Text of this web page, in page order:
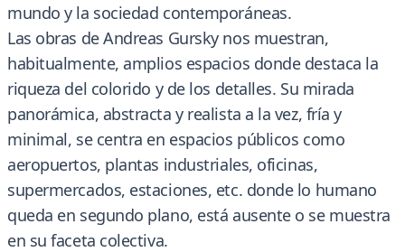
mundo y la sociedad contemporáneas.
Las obras de Andreas Gursky nos muestran,
habitualmente, amplios espacios donde destaca la
riqueza del colorido y de los detalles. Su mirada
panorámica, abstracta y realista a la vez, fría y
minimal, se centra en espacios públicos como
aeropuertos, plantas industriales, oficinas,
supermercados, estaciones, etc. donde lo humano
queda en segundo plano, está ausente o se muestra
en su faceta colectiva.